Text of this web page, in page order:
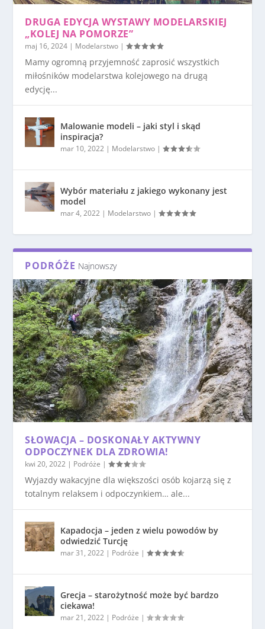
DRUGA EDYCJA WYSTAWY MODELARSKIEJ
„KOLEJ NA POMORZE”
maj 16, 2024 | Modelarstwo |
Mamy ogromną przyjemność zaprosić wszystkich
miłośników modelarstwa kolejowego na drugą
edycję...
Malowanie modeli – jaki styl i skąd
inspiracja?
mar 10, 2022 | Modelarstwo |
Wybór materiału z jakiego wykonany jest
model
mar 4, 2022 | Modelarstwo |
PODRÓŻE Najnowszy
SŁOWACJA – DOSKONAŁY AKTYWNY
ODPOCZYNEK DLA ZDROWIA!
kwi 20, 2022 | Podróże |
Wyjazdy wakacyjne dla większości osób kojarzą się z
totalnym relaksem i odpoczynkiem… ale...
Kapadocja – jeden z wielu powodów by
odwiedzić Turcję
mar 31, 2022 | Podróże |
Grecja – starożytność może być bardzo
ciekawa!
mar 21, 2022 | Podróże |